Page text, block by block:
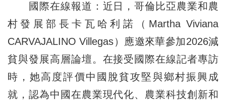
國際在線報道：近日，哥倫比亞農業和農
村發展部長卡瓦哈利諾（Martha Viviana
CARVAJALINO Villegas）應邀來華參加2026減
貧與發展高層論壇。在接受國際在線記者專訪
時，她高度評價中國脫貧攻堅與鄉村振興成
就，認為中國在農業現代化、農業科技創新和